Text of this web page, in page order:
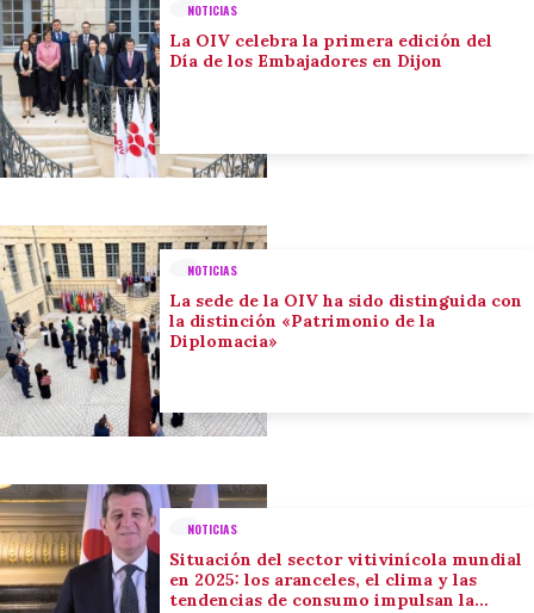
NOTICIAS
La OIV celebra la primera edición del
Día de los Embajadores en Dijon
NOTICIAS
La sede de la OIV ha sido distinguida con
la distinción «Patrimonio de la
Diplomacia»
NOTICIAS
Situación del sector vitivinícola mundial
en 2025: los aranceles, el clima y las
tendencias de consumo impulsan la